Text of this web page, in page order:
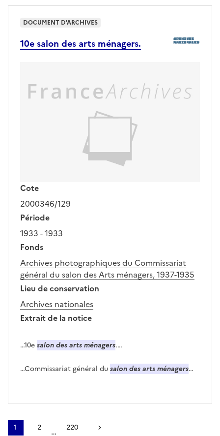
10e salon des arts ménagers.
Cote
2000346/129
Période
1933 - 1933
Fonds
Archives photographiques du Commissariat
général du salon des Arts ménagers, 1937-1935
Lieu de conservation
Archives nationales
Extrait de la notice
…10esalon des arts ménagers.…
…Commissariat général dusalon des arts ménagers…
DOCUMENT D'ARCHIVES
1 2 … 220